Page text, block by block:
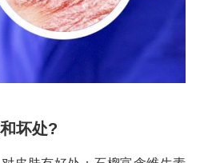
坏处?